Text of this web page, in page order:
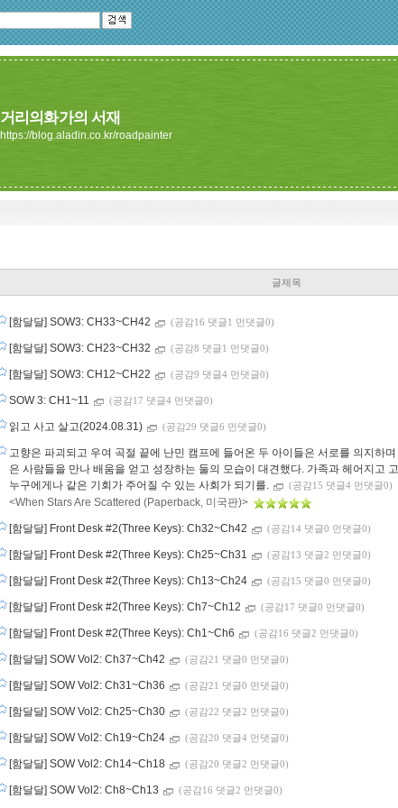
거리의화가의 서재
https://blog.aladin.co.kr/roadpainter
글제목
[함달달] SOW3: CH33~CH42 (공감16 댓글1 먼댓글0)
[함달달] SOW3: CH23~CH32 (공감8 댓글1 먼댓글0)
[함달달] SOW3: CH12~CH22 (공감9 댓글4 먼댓글0)
SOW 3: CH1~11 (공감17 댓글4 먼댓글0)
읽고 사고 살고(2024.08.31) (공감29 댓글6 먼댓글0)
고향은 파괴되고 우여 곡절 끝에 난민 캠프에 들어온 두 아이들은 서로를 의지하
은 사람들을 만나 배움을 얻고 성장하는 둘의 모습이 대견했다. 가족과 헤어지고
누구에게나 같은 기회가 주어질 수 있는 사회가 되기를.
(공감15 댓글4 먼댓글0)
<When Stars Are Scattered (Paperback, 미국판)>
[함달달] Front Desk #2(Three Keys): Ch32~Ch42 (공감14 댓글0 먼댓글0)
[함달달] Front Desk #2(Three Keys): Ch25~Ch31 (공감13 댓글2 먼댓글0)
[함달달] Front Desk #2(Three Keys): Ch13~Ch24 (공감15 댓글0 먼댓글0)
[함달달] Front Desk #2(Three Keys): Ch7~Ch12 (공감17 댓글0 먼댓글0)
[함달달] Front Desk #2(Three Keys): Ch1~Ch6 (공감16 댓글2 먼댓글0)
[함달달] SOW Vol2: Ch37~Ch42 (공감21 댓글0 먼댓글0)
[함달달] SOW Vol2: Ch31~Ch36 (공감21 댓글0 먼댓글0)
[함달달] SOW Vol2: Ch25~Ch30 (공감22 댓글2 먼댓글0)
[함달달] SOW Vol2: Ch19~Ch24 (공감20 댓글4 먼댓글0)
[함달달] SOW Vol2: Ch14~Ch18 (공감20 댓글2 먼댓글0)
[함달달] SOW Vol2: Ch8~Ch13 (공감16 댓글2 먼댓글0)